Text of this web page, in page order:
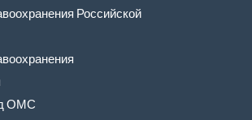
Российской
ОМС